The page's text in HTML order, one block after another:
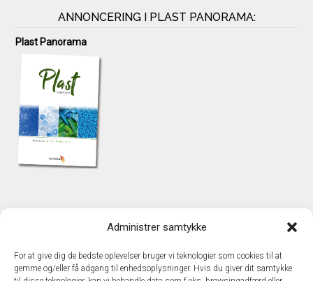
Administrer samtykke
For at give dig de bedste oplevelser bruger vi teknologier som cookies til at
gemme og/eller få adgang til enhedsoplysninger. Hvis du giver dit samtykke
ANNONCERING I PLAST PANORAMA:
Plast Panorama
TechMedia A/S
DK - 2600 Glostrup
www.techmedia.dk